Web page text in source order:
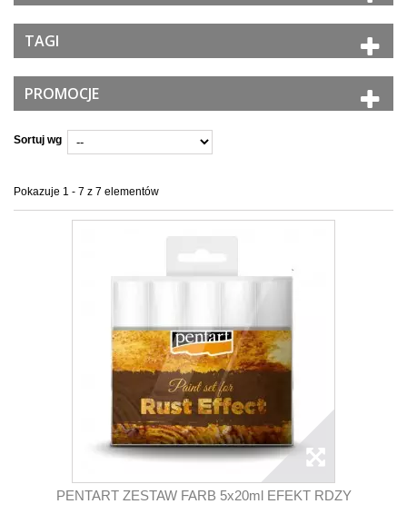
TAGI
PROMOCJE
Sortuj wg
Pokazuje 1 - 7 z 7 elementów
PENTART ZESTAW FARB 5x20ml EFEKT RDZY